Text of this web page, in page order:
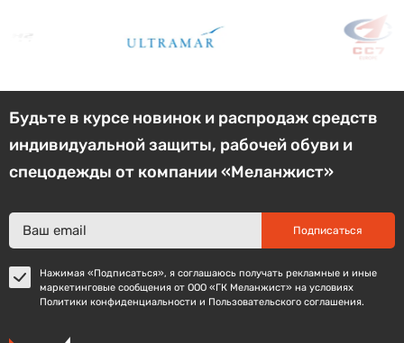
Будьте в курсе новинок и распродаж средств
индивидуальной защиты, рабочей обуви и
спецодежды от компании «Меланжист»
Подписаться
Нажимая «Подписаться», я соглашаюсь получать рекламные и иные
маркетинговые сообщения от ООО «ГК Меланжист» на условиях
Политики конфиденциальности и Пользовательского соглашения.